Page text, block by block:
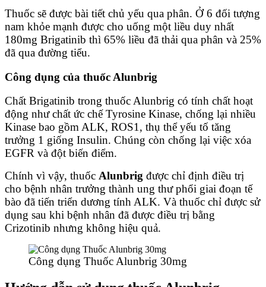
Thuốc sẽ được bài tiết chủ yếu qua phân. Ở 6 đối tượng
nam khỏe mạnh được cho uống một liều duy nhất
180mg Brigatinib thì 65% liều đã thải qua phân và 25%
đã qua đường tiểu.
Công dụng của thuốc Alunbrig
Chất Brigatinib trong thuốc Alunbrig có tính chất hoạt
động như chất ức chế Tyrosine Kinase, chống lại nhiều
Kinase bao gồm ALK, ROS1, thụ thể yếu tố tăng
trưởng 1 giống Insulin. Chúng còn chống lại việc xóa
EGFR và đột biến điểm.
Chính vì vậy, thuốc Alunbrig được chỉ định điều trị
cho bệnh nhân trưởng thành ung thư phổi giai đoạn tế
bào đã tiến triển dương tính ALK. Và thuốc chỉ được sử
dụng sau khi bệnh nhân đã được điều trị bằng
Crizotinib nhưng không hiệu quả.
Công dụng Thuốc Alunbrig 30mg